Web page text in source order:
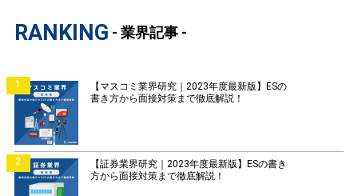
RANKING - 業界記事 -
1
【マスコミ業界研究｜2023年度最新版】ESの
書き方から面接対策まで徹底解説！
2
【証券業界研究｜2023年度最新版】ESの書き
方から面接対策まで徹底解説！